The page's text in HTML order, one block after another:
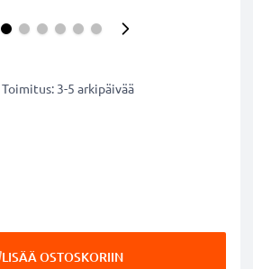
Toimitus: 3-5 arkipäivää
LISÄÄ OSTOSKORIIN